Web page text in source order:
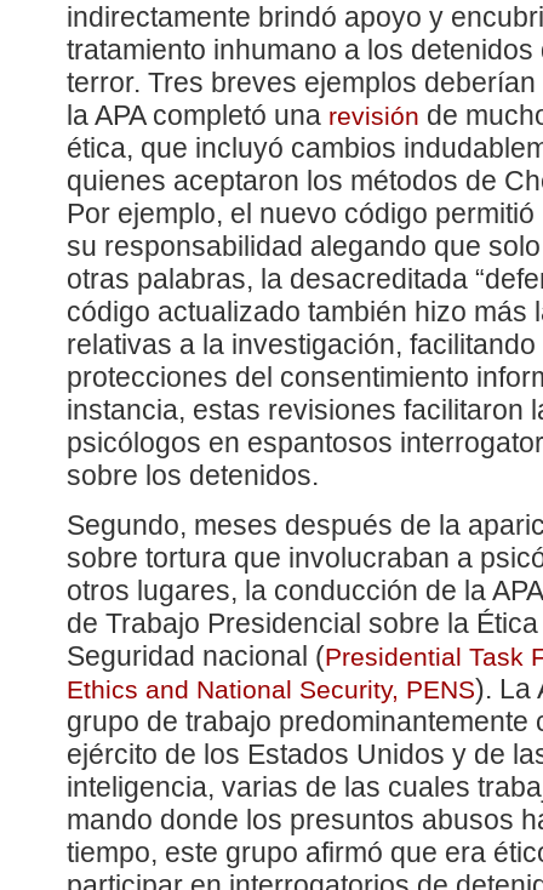
indirectamente brindó apoyo y
tratamiento inhumano a los
terror. Tres breves ejemplos
la APA completó una revisión de
ética, que incluyó cambios
quienes aceptaron los métodos de
Por ejemplo, el nuevo código
su responsabilidad alegando que
otras palabras, la desacreditada
código actualizado también hizo más
relativas a la investigación,
protecciones del consentimiento
instancia, estas revisiones facilitaron
psicólogos en espantosos
sobre los detenidos.
Segundo, meses después de la
sobre tortura que involucraban a
otros lugares, la conducción de la
de Trabajo Presidencial sobre la
Seguridad nacional (Presidential Task
Ethics and National Security, PENS). La
grupo de trabajo predominantemente
ejército de los Estados Unidos y de
inteligencia, varias de las cuales
mando donde los presuntos abusos
tiempo, este grupo afirmó que era